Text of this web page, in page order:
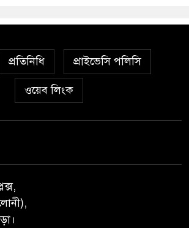
প্রতিনিধি প্রাইভেসি পলিসি
ওয়েব লিংক